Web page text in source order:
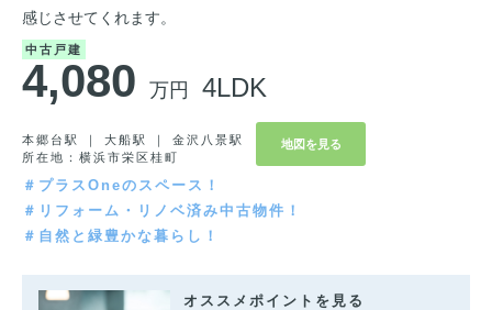
感じさせてくれます。
中古戸建
4,080 万円 4LDK
本郷台駅 ｜ 大船駅 ｜ 金沢八景駅
所在地：横浜市栄区桂町
地図を見る
＃プラスOneのスペース！
＃リフォーム・リノベ済み中古物件！
＃自然と緑豊かな暮らし！
オススメポイントを見る